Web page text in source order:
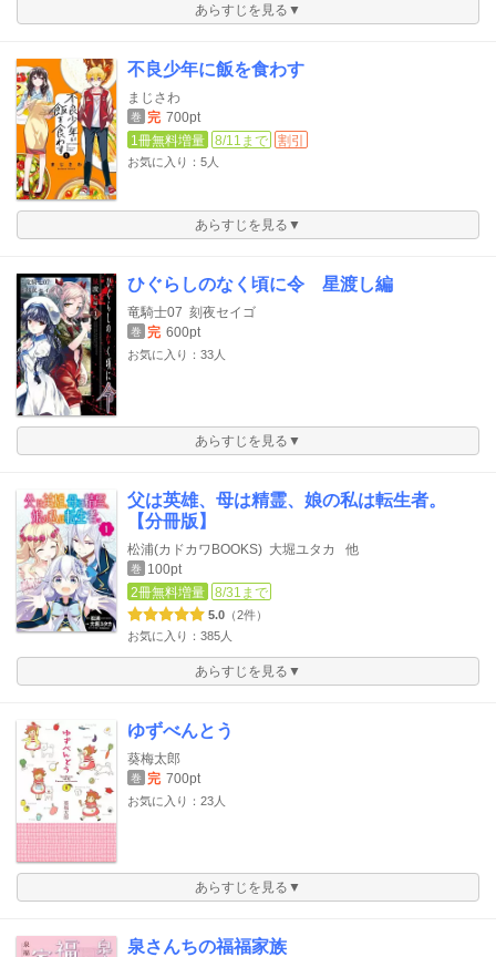
あらすじを見る▼
不良少年に飯を食わす
まじさわ
巻 完 700pt
1冊無料増量
8/11まで 割引
お気に入り：5人
あらすじを見る▼
ひぐらしのなく頃に令 星渡し編
竜騎士07 刻夜セイゴ
巻 完 600pt
お気に入り：33人
あらすじを見る▼
父は英雄、母は精霊、娘の私は転生者。
【分冊版】
松浦(カドカワBOOKS) 大堀ユタカ 他
巻
100pt
2冊無料増量
8/31まで
5.0 （2件）
お気に入り：385人
あらすじを見る▼
ゆずべんとう
葵梅太郎
巻 完 700pt
お気に入り：23人
あらすじを見る▼
泉さんちの福福家族